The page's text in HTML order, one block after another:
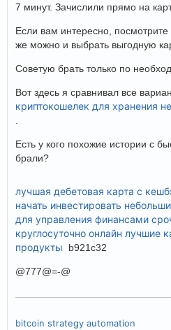
7 минут. Зачислили прямо на
Если вам интересно,
же можно и выбрать выгодную
Советую брать только по
Вот здесь я сравнивал все
криптокошелек для хранения
.
Есть у кого похожие истории с
брали?
лучшая дебетовая карта с
начать инвестировать
для управления финансами
круглосуточно онлайн лучшие
продукты b921c32
@777@=-@
bitcoin strategy automation